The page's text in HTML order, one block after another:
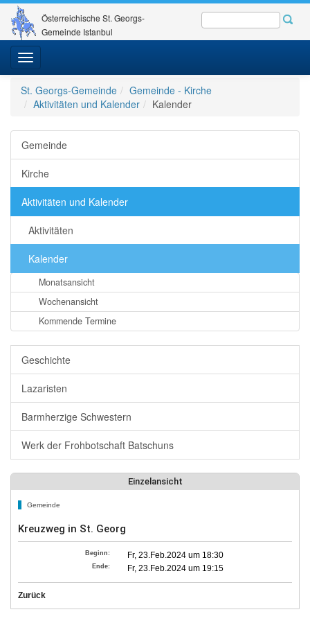
Österreichische St. Georgs-
Gemeinde Istanbul
Toggle
navigation
St. Georgs-Gemeinde
Gemeinde - Kirche
Aktivitäten und Kalender
Kalender
Gemeinde
Kirche
Aktivitäten und Kalender
Aktivitäten
Kalender
Monatsansicht
Wochenansicht
Kommende Termine
Geschichte
Lazaristen
Barmherzige Schwestern
Werk der Frohbotschaft Batschuns
Einzelansicht
Gemeinde
Kreuzweg in St. Georg
Beginn: Fr, 23.Feb.2024 um 18:30
Ende: Fr, 23.Feb.2024 um 19:15
Zurück